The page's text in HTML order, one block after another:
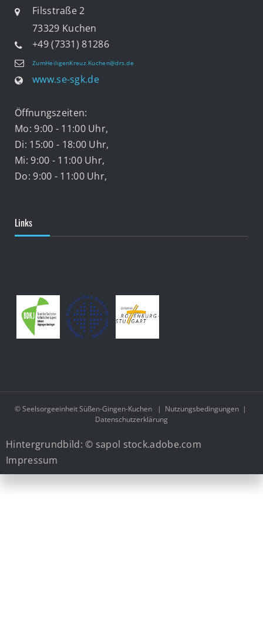
Filsstraße 2
73329 Kuchen
+49 (7331) 81286
ZumHeiligenKreuz.Kuchen@drs.de
www.se-sgk.de
Öffnungszeiten:
Mo: 9:00 - 11:00 Uhr,
Di: 15:00 - 18:00 Uhr,
Mi: 9:00 - 11:00 Uhr,
Do: 9:00 - 11:00 Uhr,
Links
© Seelsorgeeinheit Süßen-Gingen-Kuchen | Nutzungsbedingungen |
Datenschutzerklärung
Hintergrundbild: © sapol stock.adobe.com
Impressum